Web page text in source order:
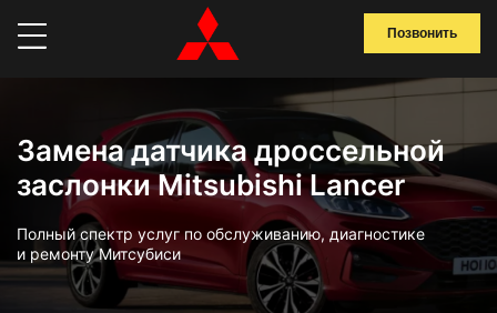
Позвонить
Замена датчика дроссельной
заслонки Mitsubishi Lancer
Полный спектр услуг по обслуживанию, диагностике
и ремонту Митсубиси